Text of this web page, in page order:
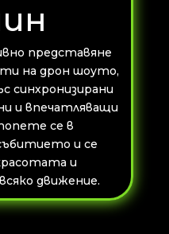
представяне
на дрон шоуто,
синхронизирани
и впечатляващи
се в
и се
и
движение.